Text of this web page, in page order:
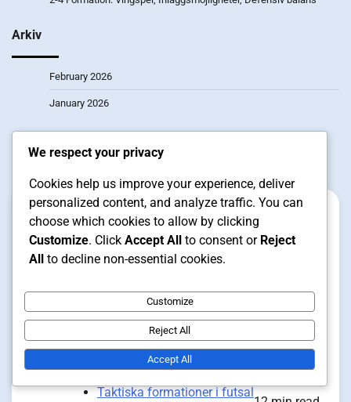
Arkiv
February 2026
January 2026
Related Posts
Taktiska formationer i futsal
We respect your privacy
Cookies help us improve your experience, deliver
personalized content, and analyze traffic. You can
choose which cookies to allow by clicking
Customize. Click Accept All to consent or Reject
All to decline non-essential cookies.
Customize
Reject All
Accept All